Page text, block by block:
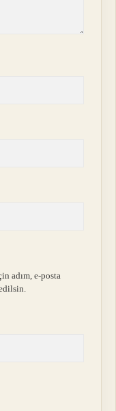
adım, e-posta